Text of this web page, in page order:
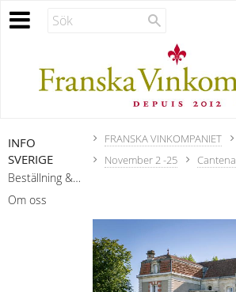
FRANSKA VINKOMPANIET
November 2 -25
INFO
SVERIGE
Beställning & leverans
Om oss